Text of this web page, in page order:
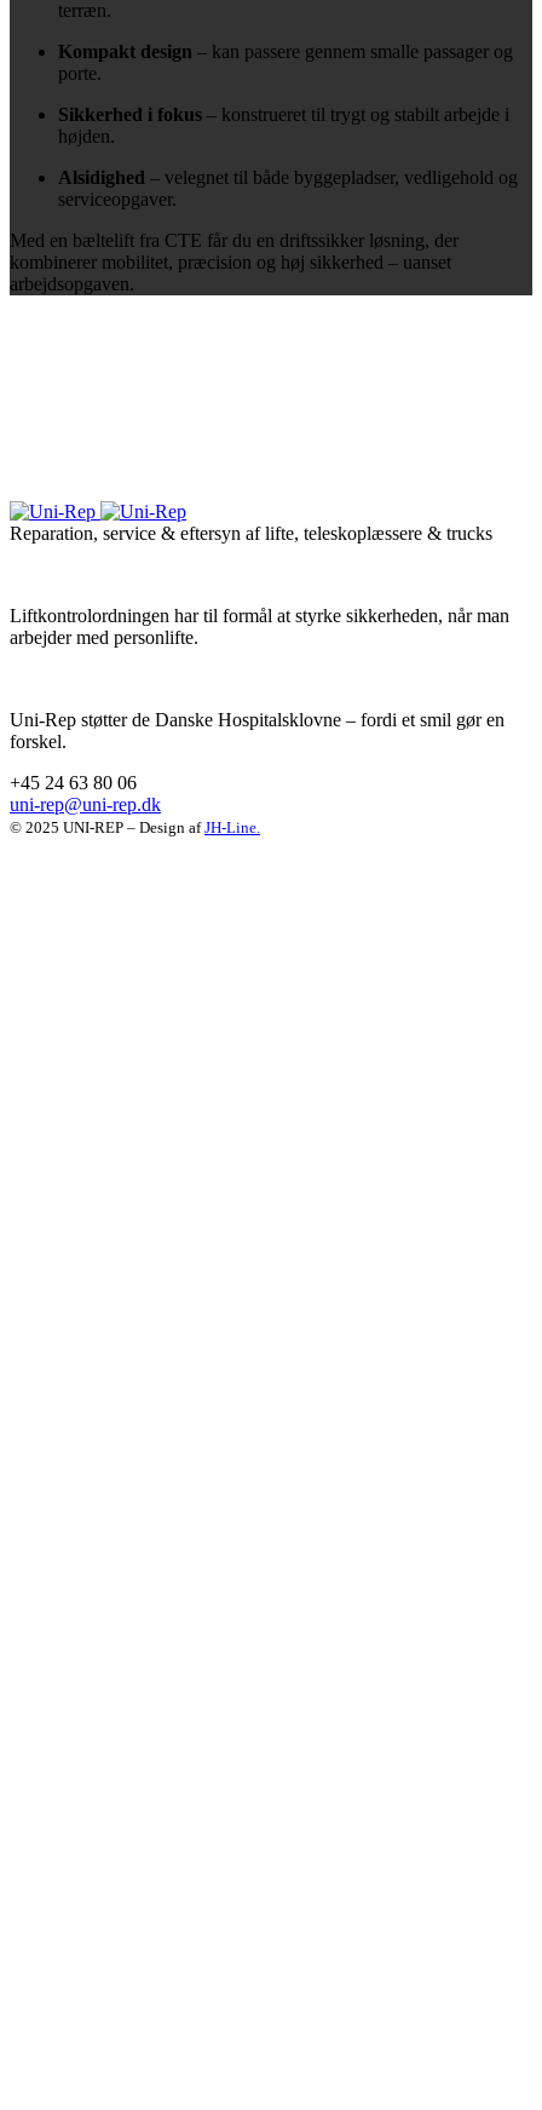
terræn.
Kompakt design – kan passere gennem smalle passager og
porte.
Sikkerhed i fokus – konstrueret til trygt og stabilt arbejde i
højden.
Alsidighed – velegnet til både byggepladser, vedligehold og
serviceopgaver.
Med en bæltelift fra CTE får du en driftssikker løsning, der
kombinerer mobilitet, præcision og høj sikkerhed – uanset
arbejdsopgaven.
Reparation, service & eftersyn af lifte, teleskoplæssere & trucks
Liftkontrolordningen har til formål at styrke sikkerheden, når man
arbejder med personlifte.
Uni-Rep støtter de Danske Hospitalsklovne – fordi et smil gør en
forskel.
+45 24 63 80 06
uni-rep@uni-rep.dk
© 2025 UNI-REP – Design afJH-Line.